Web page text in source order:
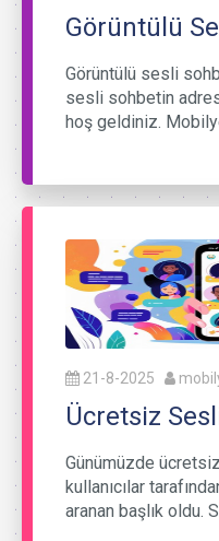
Görüntülü
Görüntülü sesli
sesli sohbetin
hoş geldiniz.
21-8-2025
Ücretsiz
Günümüzde
kullanıcılar
aranan başlık oldu.